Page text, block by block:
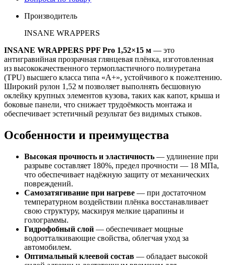
Производитель
INSANE WRAPPERS
INSANE WRAPPERS PPF Pro 1,52×15 м — это
антигравийная прозрачная глянцевая плёнка, изготовленная
из высококачественного термопластичного полиуретана
(TPU) высшего класса типа «А+», устойчивого к пожелтению.
Широкий рулон 1,52 м позволяет выполнять бесшовную
оклейку крупных элементов кузова, таких как капот, крыша и
боковые панели, что снижает трудоёмкость монтажа и
обеспечивает эстетичный результат без видимых стыков.
Особенности и преимущества
Высокая прочность и эластичность — удлинение при
разрыве составляет 180%, предел прочности — 18 МПа,
что обеспечивает надёжную защиту от механических
повреждений.
Самозатягивание при нагреве — при достаточном
температурном воздействии плёнка восстанавливает
свою структуру, маскируя мелкие царапины и
голограммы.
Гидрофобный слой — обеспечивает мощные
водоотталкивающие свойства, облегчая уход за
автомобилем.
Оптимальный клеевой состав — обладает высокой